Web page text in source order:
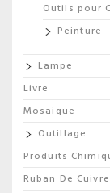
Outils pour
Peinture
Lampe
Livre
Mosaique
Outillage
Produits
Ruban De Cuivre